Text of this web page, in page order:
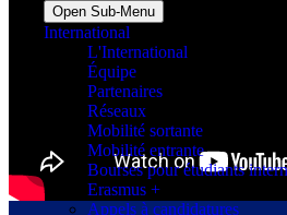
Open Sub-Menu
International
L'International
Équipe
Partenaires
Réseaux
Mobilité sortante
Mobilité entrante
Bourses pour étudiants
Erasmus +
Appels à candidatures